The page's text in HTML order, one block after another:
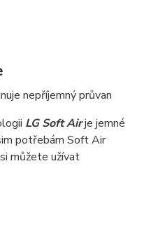
nepříjemný průvan
LG Soft Airje jemné
potřebám Soft Air
můžete užívat